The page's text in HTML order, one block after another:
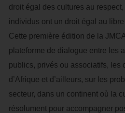
droit égal des cultures au
individus ont un droit égal au
Cette première édition de la
plateforme de dialogue entre les
publics, privés ou associatifs, les
d’Afrique et d’ailleurs, sur les
secteur, dans un continent où la
résolument pour accompagner